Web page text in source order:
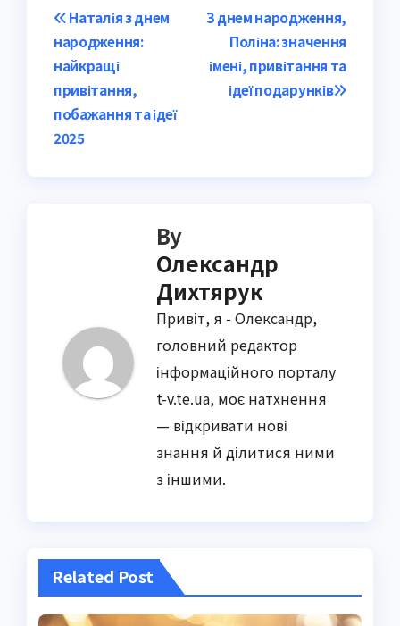
Post
navigation
З днем народження,
Поліна: значення
імені, привітання та
ідеї подарунків
Наталія з днем
народження:
найкращі
привітання,
побажання та ідеї
2025
By
Олександр
Дихтярук
Привіт, я - Олександр,
головний редактор
інформаційного порталу
t-v.te.ua, моє натхнення
— відкривати нові
знання й ділитися ними
з іншими.
Related Post